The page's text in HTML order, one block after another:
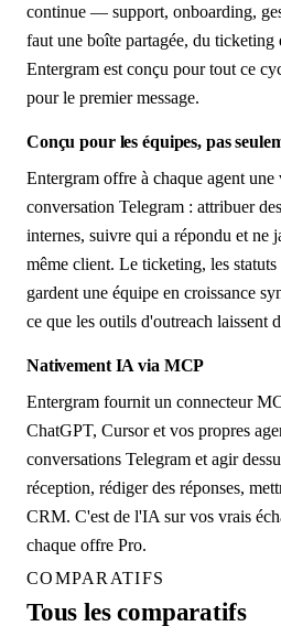
continue — support, onboarding,
faut une boîte partagée, du ticketing
Entergram est conçu pour tout ce
pour le premier message.
Conçu pour les équipes, pas
Entergram offre à chaque agent une
conversation Telegram : attribuer
internes, suivre qui a répondu et ne
même client. Le ticketing, les
gardent une équipe en croissance
ce que les outils d'outreach laissent
Nativement IA via MCP
Entergram fournit un connecteur
ChatGPT, Cursor et vos propres
conversations Telegram et agir
réception, rédiger des réponses,
CRM. C'est de l'IA sur vos vrais
chaque offre Pro.
COMPARATIFS
Tous les comparatifs